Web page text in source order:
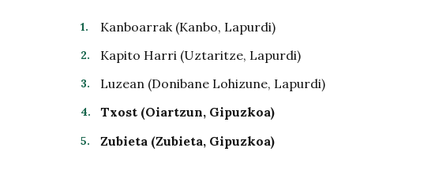
Kanboarrak (Kanbo, Lapurdi)
Kapito Harri (Uztaritze, Lapurdi)
Luzean (Donibane Lohizune, Lapurdi)
Txost (Oiartzun, Gipuzkoa)
Zubieta (Zubieta, Gipuzkoa)